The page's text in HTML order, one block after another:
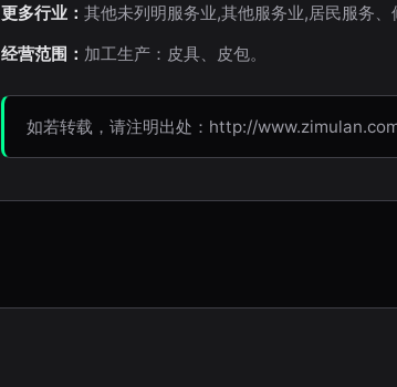
更多行业： 其他未列明服务业,其他服务业,居民服务
经营范围： 加工生产：皮具、皮包。
如若转载，请注明出处：http://